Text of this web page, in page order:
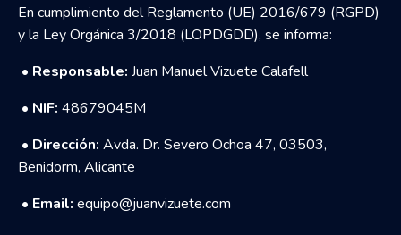
En cumplimiento del Reglamento (UE) 2016/679 (RGPD)
y la Ley Orgánica 3/2018 (LOPDGDD), se informa:
• Responsable: Juan Manuel Vizuete Calafell
• NIF: 48679045M
• Dirección: Avda. Dr. Severo Ochoa 47, 03503,
Benidorm, Alicante
• Email: equipo@juanvizuete.com